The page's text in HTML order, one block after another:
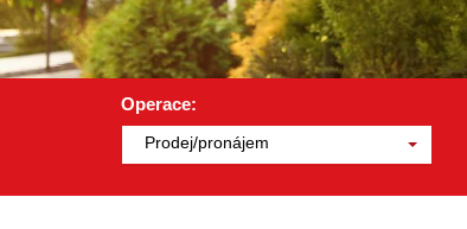
Operace:
Prodej/pronájem